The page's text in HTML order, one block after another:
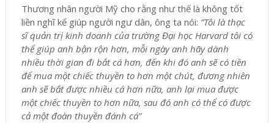
Thương nhân người Mỹ cho rằng như thế là không tốt
liền nghĩ kế giúp người ngư dân, ông ta nói: “Tôi là thạc
sĩ quản trị kinh doanh của trường Đại học Harvard tôi có
thể giúp anh bận rộn hơn, mỗi ngày anh hãy dành
nhiều thời gian đi bắt cá hơn, đến khi đó anh sẽ có tiền
để mua một chiếc thuyền to hơn một chút, đương nhiên
anh sẽ bắt được nhiều cá hơn nữa, anh lại mua được
một chiếc thuyền to hơn nữa, sau đó anh có thể có được
cả một đoàn thuyền đánh cá”